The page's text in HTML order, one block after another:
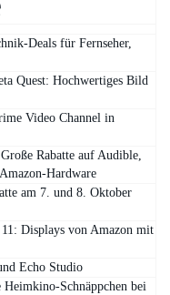
Deals für Fernseher,
Quest: Hochwertiges Bild
Video Channel in
Rabatte auf Audible,
am 7. und 8. Oktober
Displays von Amazon mit
Echo Studio
Heimkino-Schnäppchen bei